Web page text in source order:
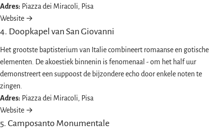
Adres: Piazza dei Miracoli, Pisa
Website →
4. Doopkapel van San Giovanni
Het grootste baptisterium van Italie combineert romaanse en gotische
elementen. De akoestiek binnenin is fenomenaal - om het half uur
demonstreert een suppoost de bijzondere echo door enkele noten te
zingen.
Adres: Piazza dei Miracoli, Pisa
Website →
5. Camposanto Monumentale